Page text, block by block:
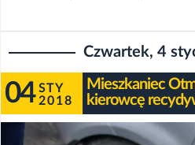
Czwartek, 4
04 STY
2018
Mieszkaniec
kierowcę